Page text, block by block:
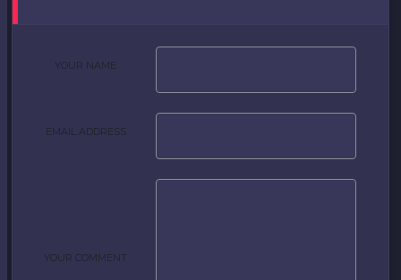
YOUR NAME
EMAIL ADDRESS
YOUR COMMENT